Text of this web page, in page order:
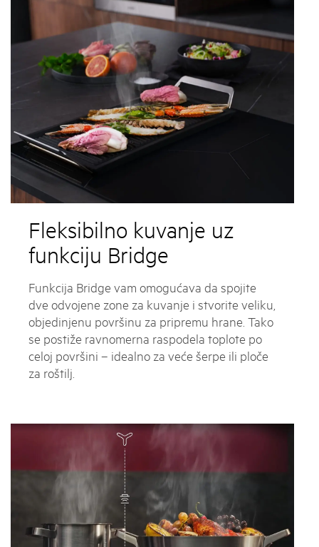
Fleksibilno kuvanje uz
funkciju Bridge
Funkcija Bridge vam omogućava da spojite
dve odvojene zone za kuvanje i stvorite veliku,
objedinjenu površinu za pripremu hrane. Tako
se postiže ravnomerna raspodela toplote po
celoj površini – idealno za veće šerpe ili ploče
za roštilj.